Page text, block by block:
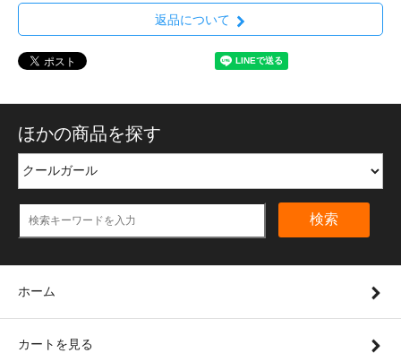
返品について
ほかの商品を探す
検索
ホーム
カートを見る